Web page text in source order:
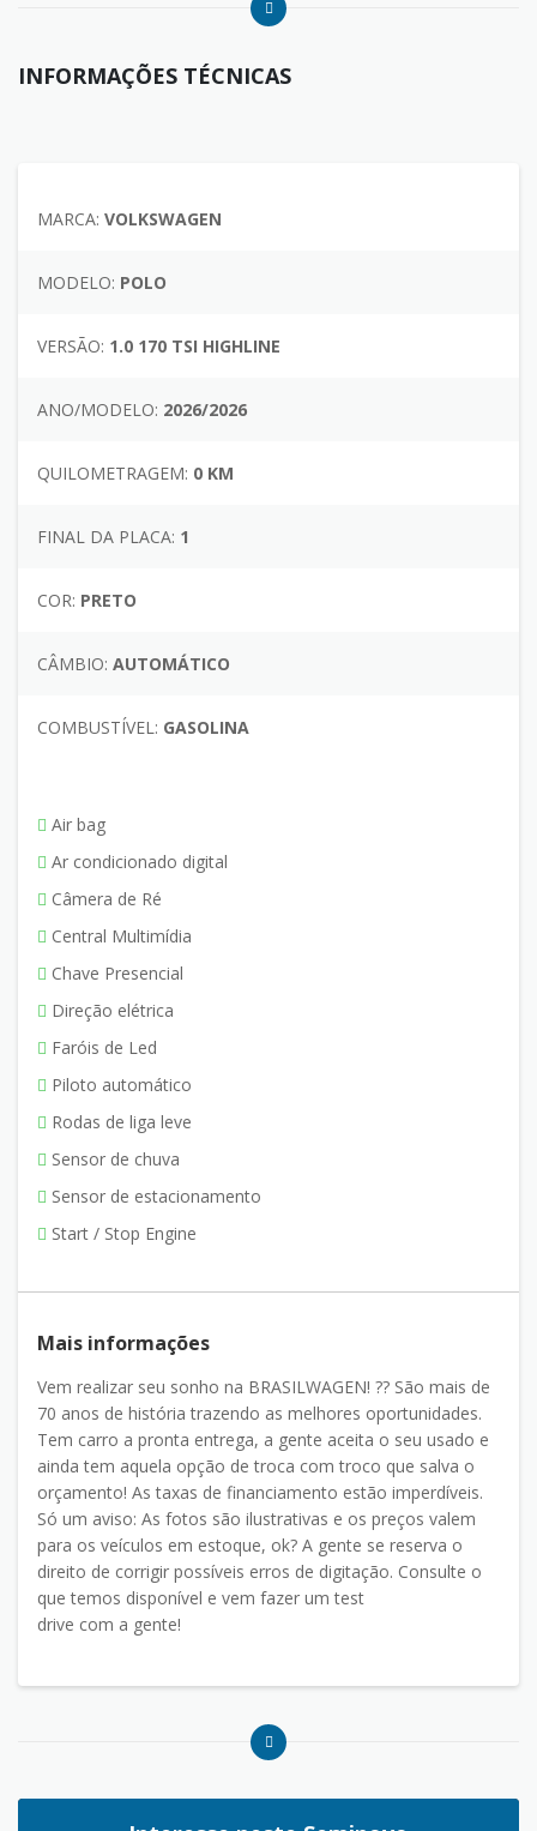
INFORMAÇÕES TÉCNICAS
MARCA: VOLKSWAGEN
MODELO: POLO
VERSÃO: 1.0 170 TSI HIGHLINE
ANO/MODELO: 2026/2026
QUILOMETRAGEM: 0 KM
FINAL DA PLACA: 1
COR: PRETO
CÂMBIO: AUTOMÁTICO
COMBUSTÍVEL: GASOLINA
Air bag
Ar condicionado digital
Câmera de Ré
Central Multimídia
Chave Presencial
Direção elétrica
Faróis de Led
Piloto automático
Rodas de liga leve
Sensor de chuva
Sensor de estacionamento
Start / Stop Engine
Mais informações
Vem realizar seu sonho na BRASILWAGEN! ?? São mais de
70 anos de história trazendo as melhores oportunidades.
Tem carro a pronta entrega, a gente aceita o seu usado e
ainda tem aquela opção de troca com troco que salva o
orçamento! As taxas de financiamento estão imperdíveis.
Só um aviso: As fotos são ilustrativas e os preços valem
para os veículos em estoque, ok? A gente se reserva o
direito de corrigir possíveis erros de digitação. Consulte o
que temos disponível e vem fazer um test
drive com a gente!